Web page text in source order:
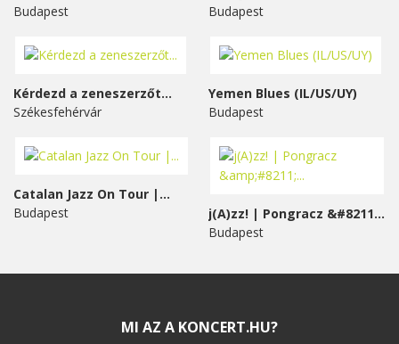
Budapest
Budapest
Kérdezd a zeneszerzőt...
Székesfehérvár
Yemen Blues (IL/US/UY)
Budapest
Catalan Jazz On Tour |...
Budapest
j(A)zz! | Pongracz &#8211;...
Budapest
MI AZ A KONCERT.HU?